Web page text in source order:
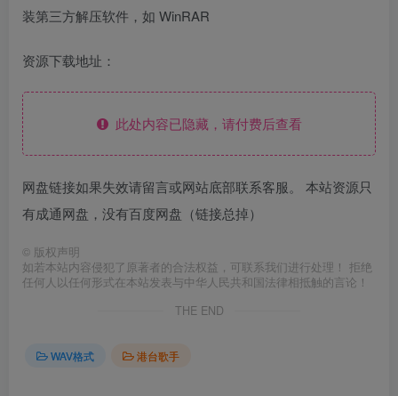
装第三方解压软件，如 WinRAR
资源下载地址：
此处内容已隐藏，请付费后查看
网盘链接如果失效请留言或网站底部联系客服。 本站资源只
有成通网盘，没有百度网盘（链接总掉）
© 版权声明
如若本站内容侵犯了原著者的合法权益，可联系我们进行处理！ 拒绝
任何人以任何形式在本站发表与中华人民共和国法律相抵触的言论！
THE END
WAV格式 港台歌手